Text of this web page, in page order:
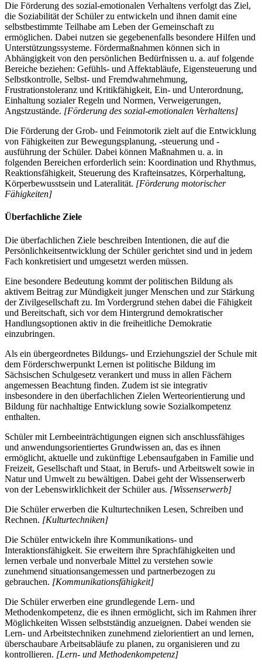
Die Förderung des sozial-emotionalen Verhaltens verfolgt das Ziel,
die Soziabilität der Schüler zu entwickeln und ihnen damit eine
selbstbestimmte Teilhabe am Leben der Gemeinschaft zu
ermöglichen. Dabei nutzen sie gegebenenfalls besondere Hilfen und
Unterstützungssysteme. Fördermaßnahmen können sich in
Abhängigkeit von den persönlichen Bedürfnissen u. a. auf folgende
Bereiche beziehen: Gefühls- und Affektabläufe, Eigensteuerung und
Selbstkontrolle, Selbst- und Fremdwahrnehmung,
Frustrationstoleranz und Kritikfähigkeit, Ein- und Unterordnung,
Einhaltung sozialer Regeln und Normen, Verweigerungen,
Angstzustände. [Förderung des sozial-emotionalen Verhaltens]
Die Förderung der Grob- und Feinmotorik zielt auf die Entwicklung
von Fähigkeiten zur Bewegungsplanung, -steuerung und -
ausführung der Schüler. Dabei können Maßnahmen u. a. in
folgenden Bereichen erforderlich sein: Koordination und Rhythmus,
Reaktionsfähigkeit, Steuerung des Krafteinsatzes, Körperhaltung,
Körperbewusstsein und Lateralität. [Förderung motorischer
Fähigkeiten]
Überfachliche Ziele
Die überfachlichen Ziele beschreiben Intentionen, die auf die
Persönlichkeitsentwicklung der Schüler gerichtet sind und in jedem
Fach konkretisiert und umgesetzt werden müssen.
Eine besondere Bedeutung kommt der politischen Bildung als
aktivem Beitrag zur Mündigkeit junger Menschen und zur Stärkung
der Zivilgesellschaft zu. Im Vordergrund stehen dabei die Fähigkeit
und Bereitschaft, sich vor dem Hintergrund demokratischer
Handlungsoptionen aktiv in die freiheitliche Demokratie
einzubringen.
Als ein übergeordnetes Bildungs- und Erziehungsziel der Schule mit
dem Förderschwerpunkt Lernen ist politische Bildung im
Sächsischen Schulgesetz verankert und muss in allen Fächern
angemessen Beachtung finden. Zudem ist sie integrativ
insbesondere in den überfachlichen Zielen Werteorientierung und
Bildung für nachhaltige Entwicklung sowie Sozialkompetenz
enthalten.
Schüler mit Lernbeeinträchtigungen eignen sich anschlussfähiges
und anwendungsorientiertes Grundwissen an, das es ihnen
ermöglicht, aktuelle und zukünftige Lebensaufgaben in Familie und
Freizeit, Gesellschaft und Staat, in Berufs- und Arbeitswelt sowie in
Natur und Umwelt zu bewältigen. Dabei geht der Wissenserwerb
von der Lebenswirklichkeit der Schüler aus. [Wissenserwerb]
Die Schüler erwerben die Kulturtechniken Lesen, Schreiben und
Rechnen. [Kulturtechniken]
Die Schüler entwickeln ihre Kommunikations- und
Interaktionsfähigkeit. Sie erweitern ihre Sprachfähigkeiten und
lernen verbale und nonverbale Mittel zu verstehen sowie
zunehmend situationsangemessen und partnerbezogen zu
gebrauchen. [Kommunikationsfähigkeit]
Die Schüler erwerben eine grundlegende Lern- und
Methodenkompetenz, die es ihnen ermöglicht, sich im Rahmen ihrer
Möglichkeiten Wissen selbstständig anzueignen. Dabei wenden sie
Lern- und Arbeitstechniken zunehmend zielorientiert an und lernen,
überschaubare Arbeitsabläufe zu planen, zu organisieren und zu
kontrollieren. [Lern- und Methodenkompetenz]